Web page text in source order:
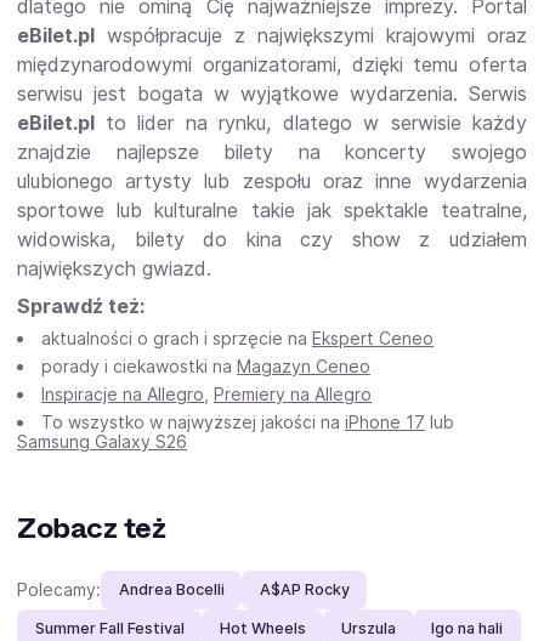
dlatego nie ominą Cię najważniejsze imprezy. Portal
eBilet.pl współpracuje z największymi krajowymi oraz
międzynarodowymi organizatorami, dzięki temu oferta
serwisu jest bogata w wyjątkowe wydarzenia. Serwis
eBilet.pl to lider na rynku, dlatego w serwisie każdy
znajdzie najlepsze bilety na koncerty swojego
ulubionego artysty lub zespołu oraz inne wydarzenia
sportowe lub kulturalne takie jak spektakle teatralne,
widowiska, bilety do kina czy show z udziałem
największych gwiazd.
Sprawdź też:
aktualności o grach i sprzęcie na Ekspert Ceneo
porady i ciekawostki na Magazyn Ceneo
Inspiracje na Allegro Premiery na Allegro
To wszystko w najwyższej jakości na iPhone 17 lub
Samsung Galaxy S26
Zobacz też
Polecamy: Andrea Bocelli A$AP Rocky
Summer Fall Festival Hot Wheels Urszula Igo na hali